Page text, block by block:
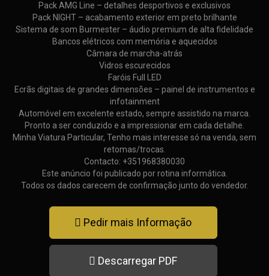
Pack AMG Line – detalhes desportivos e exclusivos
Pack NIGHT – acabamento exterior em preto brilhante
Sistema de som Burmester – áudio premium de alta fidelidade
Bancos elétricos com memória e aquecidos
Câmara de marcha-atrás
Vidros escurecidos
Faróis Full LED
Ecrãs digitais de grandes dimensões – painel de instrumentos e
infotainment
Automóvel em excelente estado, sempre assistido na marca.
Pronto a ser conduzido e a impressionar em cada detalhe.
Minha Viatura Particular, Tenho mais interesse só na venda, sem
retomas/trocas.
Contacto: +351968380030
Este anúncio foi publicado por rotina informática.
Todos os dados carecem de confirmação junto do vendedor.
Pedir mais Informação
Descarregar PDF